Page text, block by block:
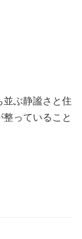
ぶ静謐さと住
っていること